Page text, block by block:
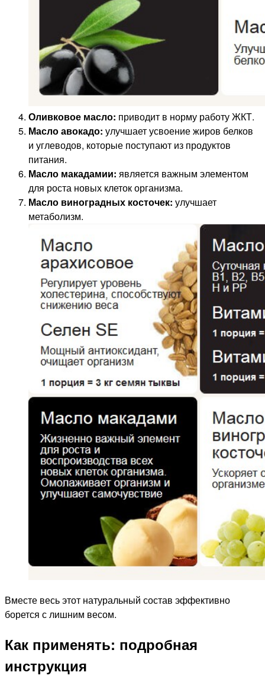
Оливковое масло: приводит в норму работу ЖКТ.
Масло авокадо: улучшает усвоение жиров белков
и углеводов, которые поступают из продуктов
питания.
Масло макадамии: является важным элементом
для роста новых клеток организма.
Масло виноградных косточек: улучшает
метаболизм.
Вместе весь этот натуральный состав эффективно
борется с лишним весом.
Как применять: подробная
инструкция